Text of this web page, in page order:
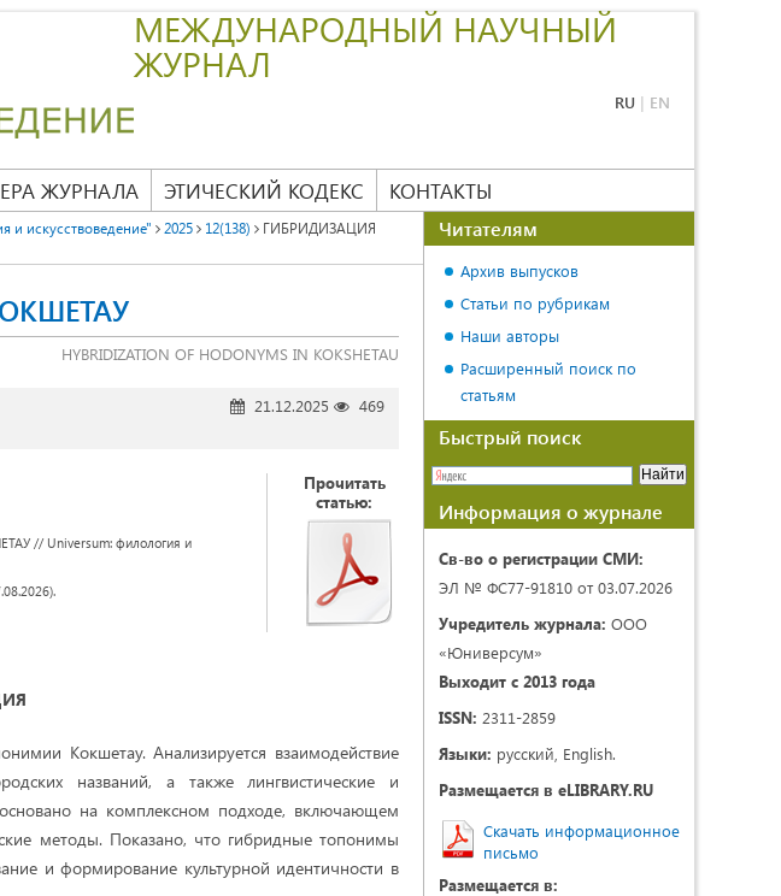
МЕЖДУНАРОДНЫЙ НАУЧНЫЙ
ЖУРНАЛ
RU | EN
ЖУРНАЛА ЭТИЧЕСКИЙ КОДЕКС КОНТАКТЫ
и искусствоведение" 2025 12(138)
ГИБРИДИЗАЦИЯ
HYBRIDIZATION OF HODONYMS IN KOKSHETAU
21.12.2025
469
// Universum: филология и
Прочитать
статью:
Кокшетау. Анализируется взаимодействие
названий, а также лингвистические и
основано на комплексном подходе, включающем
методы. Показано, что гибридные топонимы
и формирование культурной идентичности в
Читателям
Архив выпусков
Статьи по рубрикам
Наши авторы
Расширенный поиск по
статьям
Быстрый поиск
Информация о журнале
Св-во о регистрации СМИ:
ЭЛ № ФС77-91810 от 03.07.2026
Учредитель журнала: ООО
«Юниверсум»
Выходит с 2013 года
ISSN: 2311-2859
Языки: русский, English.
Размещается в eLIBRARY.RU
Скачать информационное
письмо
Размещается в: